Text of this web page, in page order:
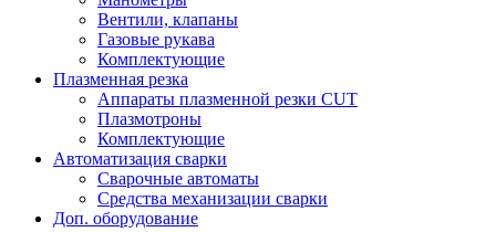
Вентили, клапаны
Газовые рукава
Комплектующие
Плазменная резка
Аппараты плазменной резки CUT
Плазмотроны
Комплектующие
Автоматизация сварки
Сварочные автоматы
Средства механизации сварки
Доп. оборудование